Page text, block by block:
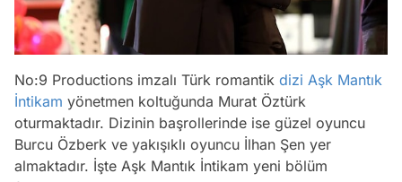
No:9 Productions imzalı Türk romantik dizi Aşk Mantık
İntikam yönetmen koltuğunda Murat Öztürk
oturmaktadır. Dizinin başrollerinde ise güzel oyuncu
Burcu Özberk ve yakışıklı oyuncu İlhan Şen yer
almaktadır. İşte Aşk Mantık İntikam yeni bölüm